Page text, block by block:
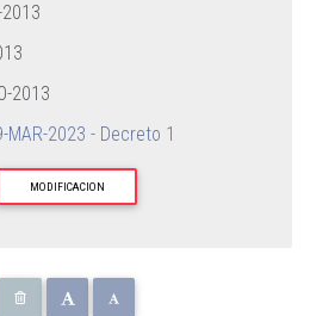
2013
MAR-2023 - Decreto 1
MODIFICACION